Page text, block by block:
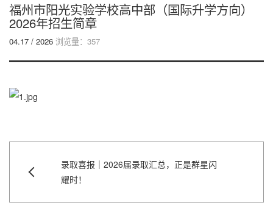
福州市阳光实验学校高中部（国际升学方向）
2026年招生简章
04.17 / 2026 浏览量：357
录取喜报｜2026届录取汇总，正是群星闪
耀时！